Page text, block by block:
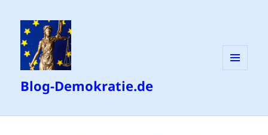
Blog-Demokratie.de